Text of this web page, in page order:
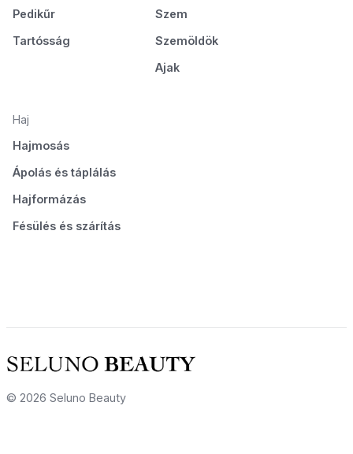
Pedikűr
Tartósság
Szem
Szemöldök
Ajak
Haj
Hajmosás
Ápolás és táplálás
Hajformázás
Fésülés és szárítás
© 2026 Seluno Beauty